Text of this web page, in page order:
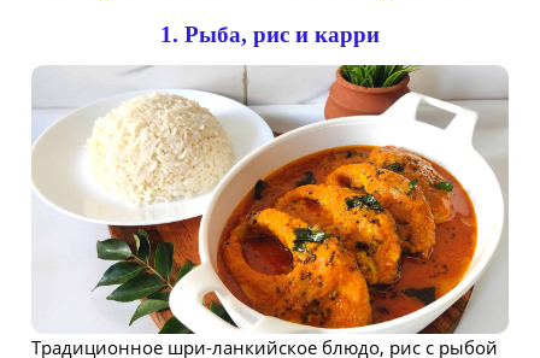
1. Рыба, рис и карри
Традиционное шри-ланкийское блюдо, рис с рыбой